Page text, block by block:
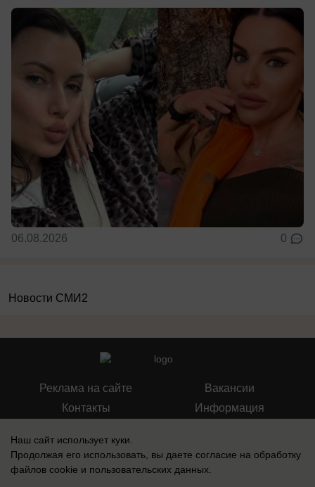
06.08.2026 0
Новости СМИ2
Реклама на сайте
Контакты
Вакансии
Информация
Наш сайт использует куки.
Продолжая его использовать, вы даете согласие на обработку
файлов cookie и пользовательских данных.